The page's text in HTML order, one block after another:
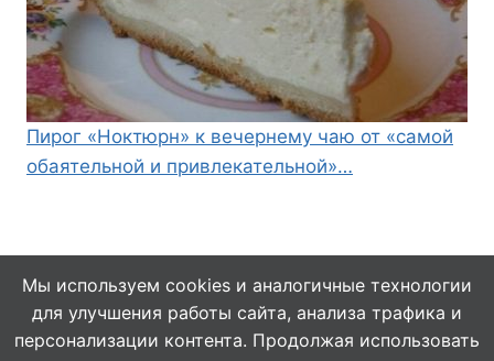
Пирог «Ноктюрн» к вечернему чаю от «самой
обаятельной и привлекательной»…
© 2026 Кулинарушка - Вкусные Рецепты
Мы используем cookies и аналогичные технологии
для улучшения работы сайта, анализа трафика и
персонализации контента. Продолжая использовать